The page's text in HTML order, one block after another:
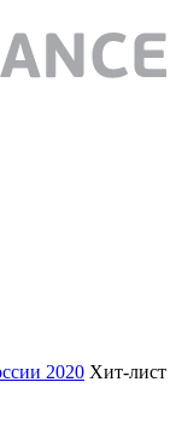
2020 Хит-лист